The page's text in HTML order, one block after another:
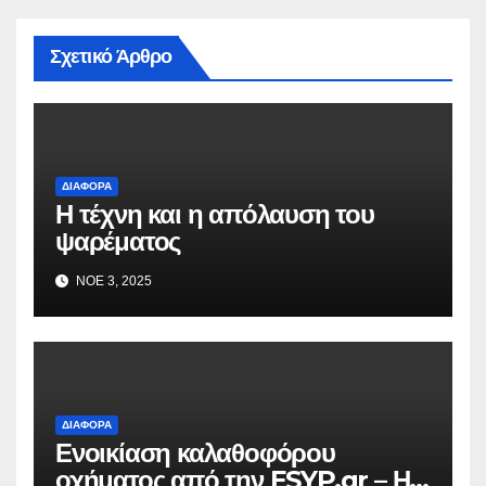
Σχετικό Άρθρο
ΔΙΆΦΟΡΑ
Η τέχνη και η απόλαυση του
ψαρέματος
ΝΟΈ 3, 2025
ΔΙΆΦΟΡΑ
Ενοικίαση καλαθοφόρου
οχήματος από την ESYP.gr – Η